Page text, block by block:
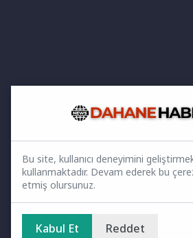
bilgiler
Ana Sayfa
Bu site, kullanıcı deneyimini
kullanmaktadır. Devam ederek bu
etmiş olursunuz.
Kabul Et Reddet